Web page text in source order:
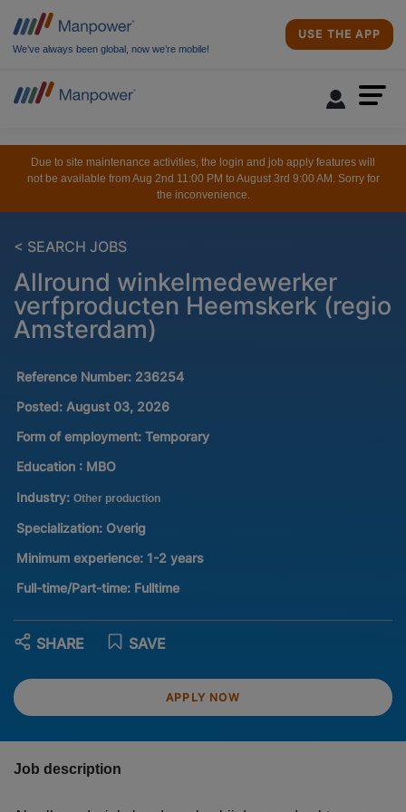
We’ve always been global, now we’re mobile!
USE THE APP
Due to site maintenance activities, the login and job apply features will
not be available from Aug 2nd 11:00 PM to August 3rd 9:00 AM. Sorry for
the inconvenience.
< SEARCH JOBS
Allround winkelmedewerker
verfproducten Heemskerk (regio
Amsterdam)
Reference Number: 236254
Posted: August 03, 2026
Form of employment: Temporary
Education : MBO
Industry: Other production
Specialization: Overig
Minimum experience: 1-2 years
Full-time/Part-time: Fulltime
APPLY NOW
SAVE
SHARE
Job description